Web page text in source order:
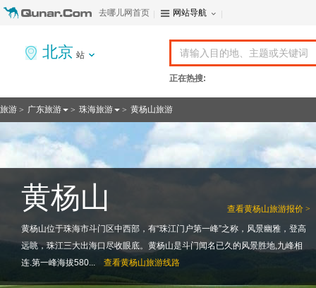
去哪儿网首页 网站导航
北京 站
正在热搜:
旅游 > 广东旅游 > 珠海旅游 > 黄杨山旅游
查看黄杨山旅游报价 >
黄杨山
黄杨山位于珠海市斗门区中西部，有“珠江门户第一峰”之称，风景幽雅，登高
远眺，珠江三大出海口尽收眼底。黄杨山是斗门闻名已久的风景胜地,九峰相
连.第一峰海拔580...
查看黄杨山旅游线路